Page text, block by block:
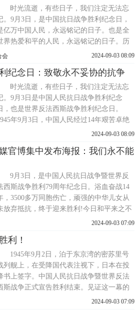
强的浴血奋战，终于迎来了抗日战争的最后
利。在此期间，
时光流逝，有些日子，我们注定无法忘
。9月3日，是中国抗日战争胜利纪念日，
亿万中国人民，永远铭记的日子。也是全
界热爱和平的人民，永远铭记的日子。历
背景1931年9月18日，日本侵略者发动九·
东北。1937年7月7日，日本侵略者炮轰宛
平县城、进攻卢沟桥，发动全面侵华战
会 2024-09-03 08:09
纪念日：致敬永不妥协的抗争
时光流逝，有些日子，我们注定无法忘
。9月3日是中国人民抗日战争胜利纪念
，也是世界反法西斯战争胜利纪念日。
年9月3日，中国人民经过14年艰苦卓绝
的斗争，打败了日本军国主义侵略者，取得
人民同世界人民一道，以顽强的意志和英
一天，中国付出沉重代价
2024-09-03 08:09
官博集中发布海报：我们永不能
9月3日，是中国人民抗日战争暨世界反
西斯战争胜利79周年纪念日。浴血奋战14
，3500多万同胞伤亡，顽强的中华儿女从
放弃抵抗，终于迎来胜利!今日和平来之不
易，脚下这片土地，是先烈浴血守卫的山
3日，我们永不能忘!3日零时，@人民日
报、@人民网、@央视新闻、@央视军事、
中国军号、@解放军
2024-09-03 07:09
利！
1945年9月2日，泊于东京湾的密苏里号
列舰上，在受降国代表注视下，日本在投
书上签字。中国人民抗日战争暨世界反法
斯战争正式宣告胜利结束。见证这一幕的
记者朱启平在报道中写下笔力千钧的一句旧
2024-09-03 07:09